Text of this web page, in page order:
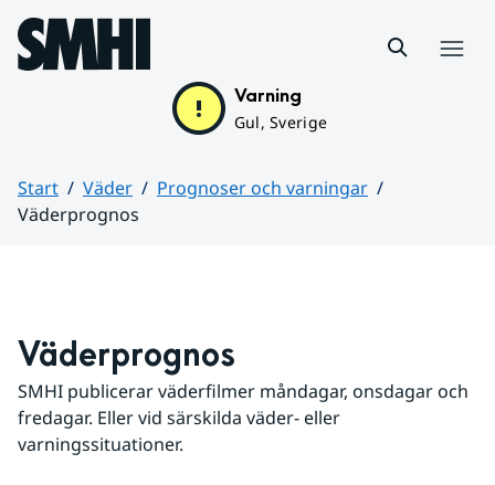
Hoppa till sidans innehåll
Varning
Gul, Sverige
Start Väder
Prognoser och varningar
Väderprognos
Väderprognos
SMHI publicerar väderfilmer måndagar, onsdagar och
fredagar. Eller vid särskilda väder- eller
varningssituationer.